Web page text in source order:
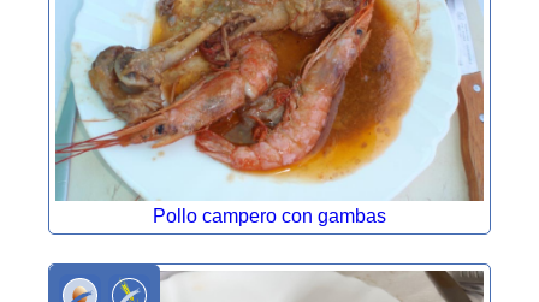
Pollo campero con gambas